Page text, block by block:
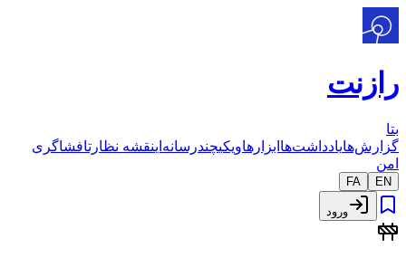
رازنت
بتا
گزارش‌هایادداشت‌ها ابزارهاویکیچندرسانه‌اینقشه نظارتافشاگری
امن
EN
FA
ورود